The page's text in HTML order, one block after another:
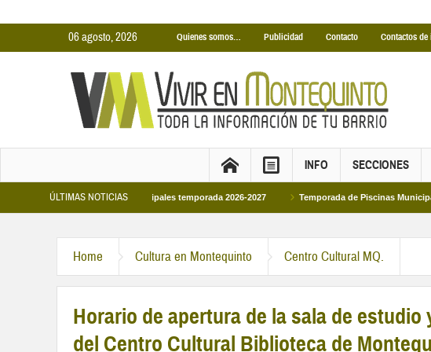
06 agosto, 2026 Quienes somos… Publicidad Contacto Contactos de
INFO SECCIONES
ÚLTIMAS NOTICIAS
Cubiertas Municipales temporada 2026-2027 Temporada de Piscinas Municipales 2026
Home Cultura en Montequinto Centro Cultural MQ.
Horario de apertura de la sala de
del Centro Cultural Biblioteca de